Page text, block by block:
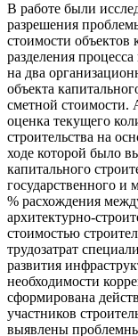
В работе были
разрешения
стоимости объектов
разделения
на два
объекта
сметной стоимости.
оценка текущего
строительства на
ходе которой было
капитального
государственного
% расхождения
архитектурно-
стоимостью
трудозатрат
развития
необходимости
сформирована
участников
выявлены